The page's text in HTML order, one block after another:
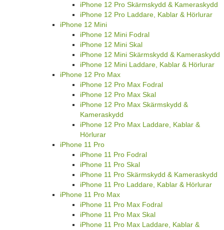
iPhone 12 Pro Skärmskydd & Kameraskydd
iPhone 12 Pro Laddare, Kablar & Hörlurar
iPhone 12 Mini
iPhone 12 Mini Fodral
iPhone 12 Mini Skal
iPhone 12 Mini Skärmskydd & Kameraskydd
iPhone 12 Mini Laddare, Kablar & Hörlurar
iPhone 12 Pro Max
iPhone 12 Pro Max Fodral
iPhone 12 Pro Max Skal
iPhone 12 Pro Max Skärmskydd &
Kameraskydd
iPhone 12 Pro Max Laddare, Kablar &
Hörlurar
iPhone 11 Pro
iPhone 11 Pro Fodral
iPhone 11 Pro Skal
iPhone 11 Pro Skärmskydd & Kameraskydd
iPhone 11 Pro Laddare, Kablar & Hörlurar
iPhone 11 Pro Max
iPhone 11 Pro Max Fodral
iPhone 11 Pro Max Skal
iPhone 11 Pro Max Laddare, Kablar &